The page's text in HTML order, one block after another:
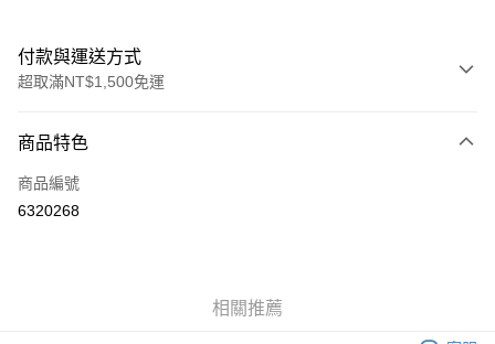
付款與運送方式
超取滿NT$1,500免運
信用卡一次付款
超商取貨付款
商品特色
商品編號
6320268
相關推薦